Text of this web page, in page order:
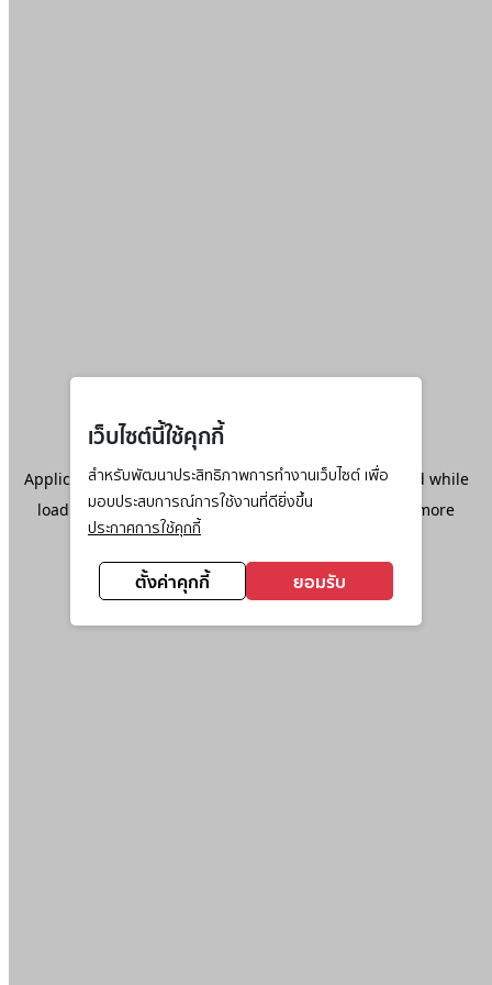
เว็บไซต์นี้ใช้คุกกี้
สำหรับพัฒนาประสิทธิภาพการทำงานเว็บไซต์ เพื่อ
มอบประสบการณ์การใช้งานที่ดียิ่งขึ้น
ประกาศการใช้คุกกี้
ตั้งค่าคุกกี้ ยอมรับ
Application error: aclient-side exception has occurred while
loadingwww.ktc.co.th(see the browser console
for more
information).